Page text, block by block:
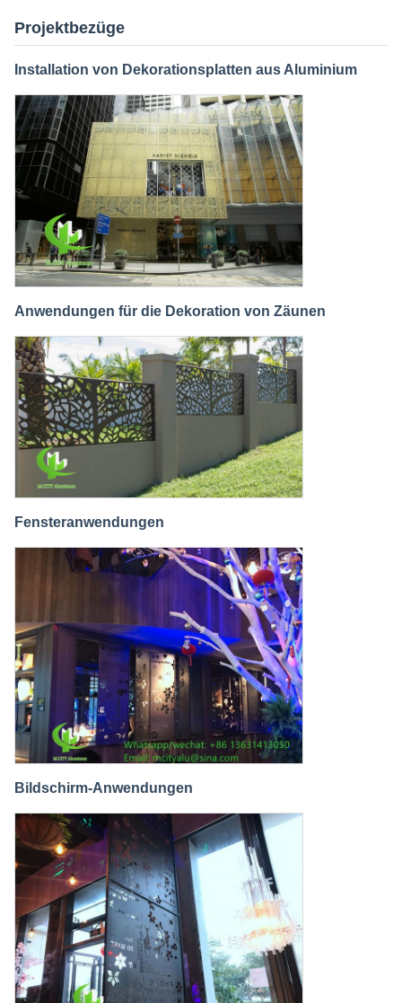
Projektbezüge
Installation von Dekorationsplatten aus Aluminium
Anwendungen für die Dekoration von Zäunen
Fensteranwendungen
Bildschirm-Anwendungen